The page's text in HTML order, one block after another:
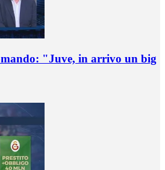
"Juve, in arrivo un big